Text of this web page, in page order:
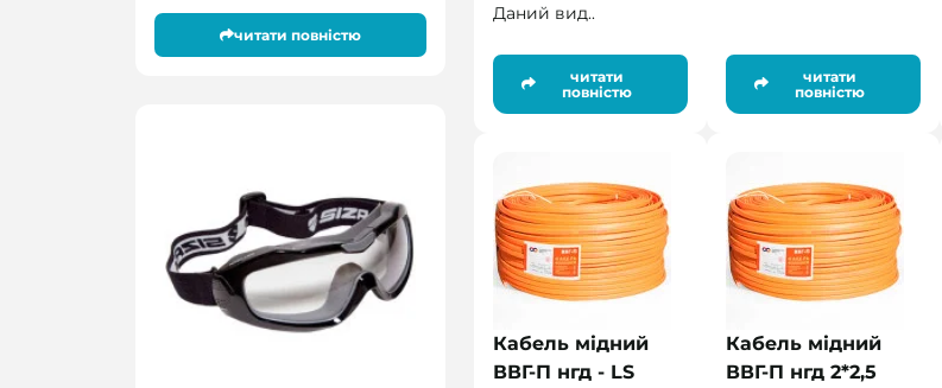
читати повністю
Даний вид..
читати
повністю
читати
повністю
Кабель мідний
ВВГ-П нгд - LS
Кабель мідний
ВВГ-П нгд 2*2,5